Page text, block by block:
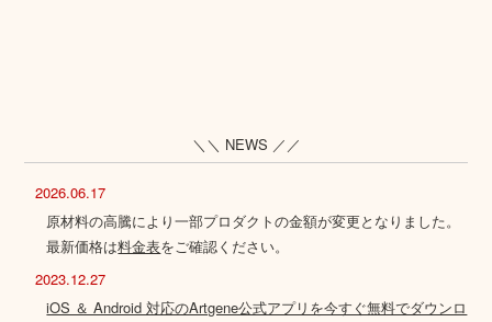
＼＼ NEWS ／／
2026.06.17
原材料の高騰により一部プロダクトの金額が変更となりました。
最新価格は料金表をご確認ください。
2023.12.27
iOS ＆ Android 対応のArtgene公式アプリを今すぐ無料でダウンロ